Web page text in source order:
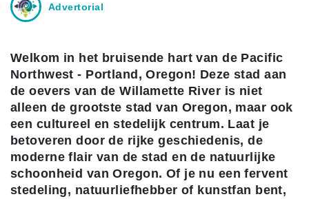
Advertorial
Welkom in het bruisende hart van de Pacific
Northwest - Portland, Oregon! Deze stad aan
de oevers van de Willamette River is niet
alleen de grootste stad van Oregon, maar ook
een cultureel en stedelijk centrum. Laat je
betoveren door de rijke geschiedenis, de
moderne flair van de stad en de natuurlijke
schoonheid van Oregon. Of je nu een fervent
stedeling, natuurliefhebber of kunstfan bent,